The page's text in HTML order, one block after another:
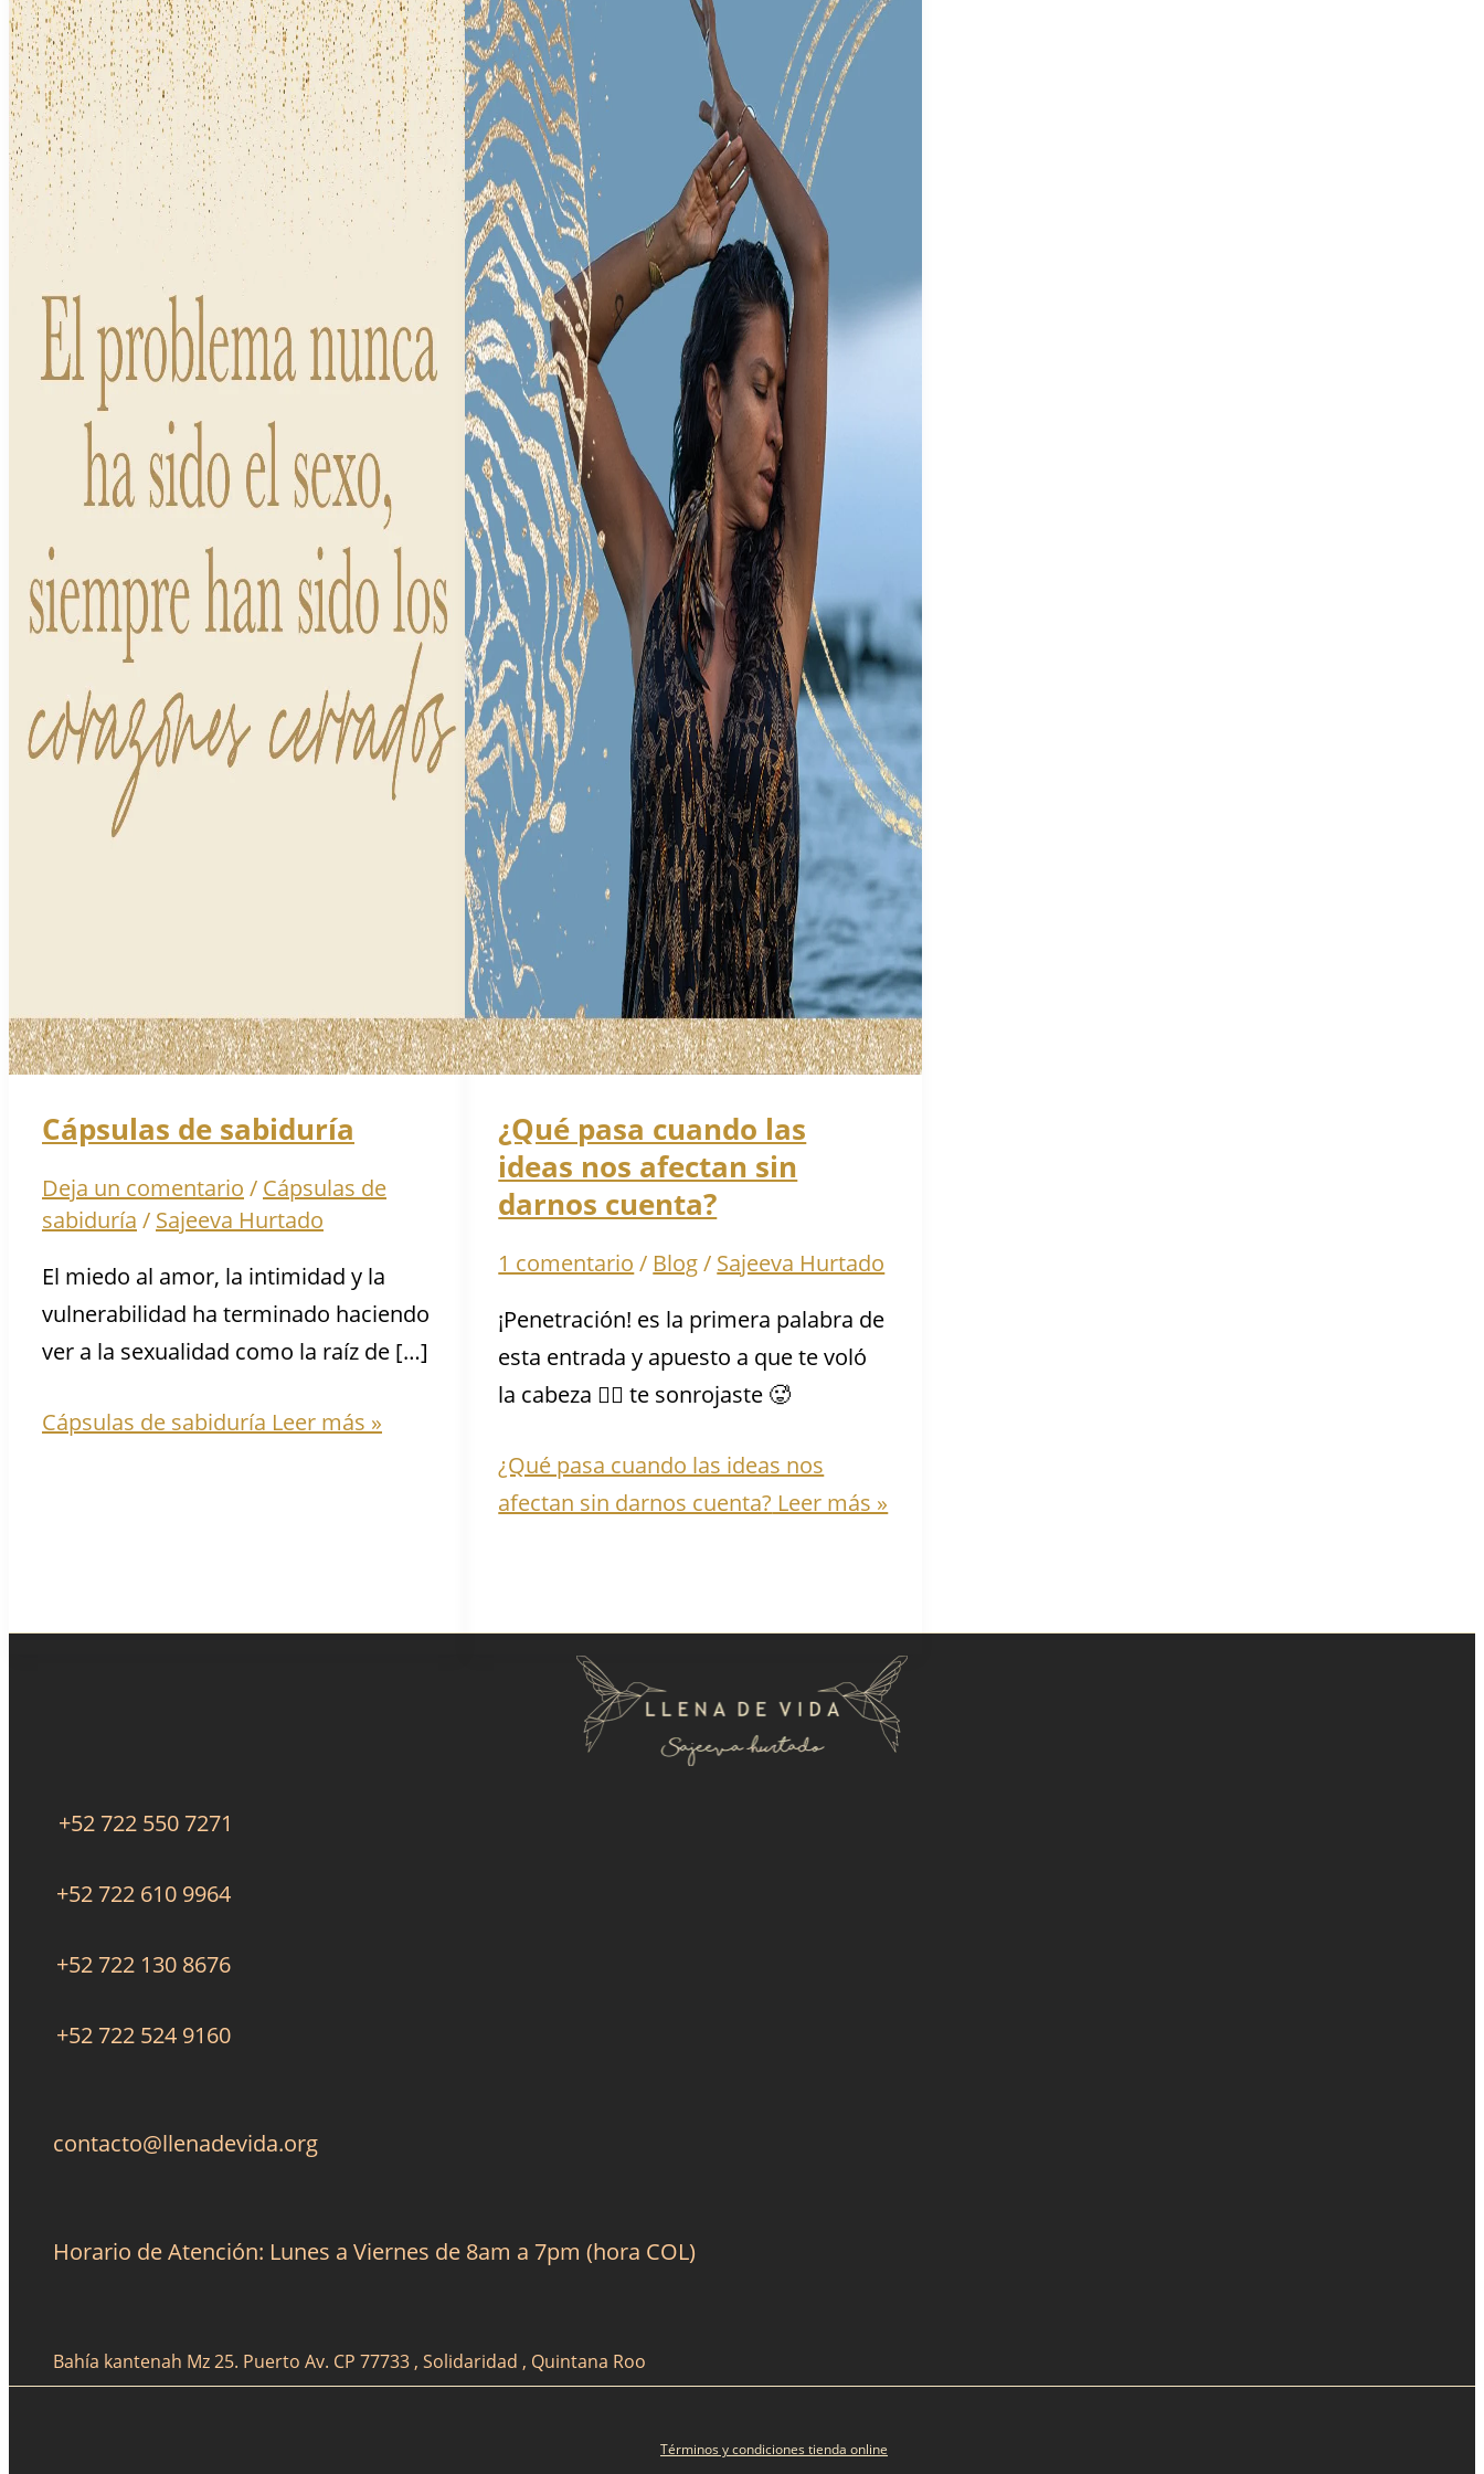
Cápsulas de sabiduría
Deja un comentario / Cápsulas de
sabiduría / Sajeeva Hurtado
El miedo al amor, la intimidad y la
vulnerabilidad ha terminado haciendo
ver a la sexualidad como la raíz de […]
Cápsulas de sabiduría Leer más »
¿Qué pasa cuando las
ideas nos afectan sin
darnos cuenta?
1 comentario / Blog/ Sajeeva Hurtado
¡Penetración! es la primera palabra de
esta entrada y apuesto a que te voló
la cabeza 😶‍🌫️ te sonrojaste 🥵
¿Qué pasa cuando las ideas nos
afectan sin darnos cuenta? Leer más »
+52 722 550 7271
+52 722 610 9964
+52 722 130 8676
+52 722 524 9160
contacto@llenadevida.org
Horario de Atención: Lunes a Viernes de 8am a 7pm (hora COL)
Bahía kantenah Mz 25. Puerto Av. CP 77733 , Solidaridad , Quintana Roo
Términos y condiciones tienda online